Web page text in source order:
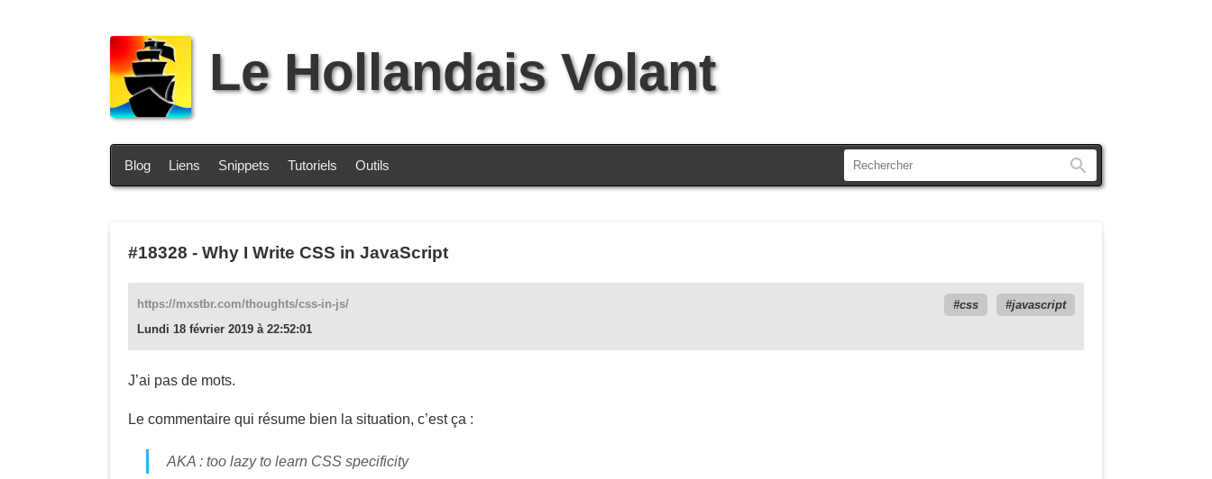
Le Hollandais Volant
Blog Liens Snippets Tutoriels Outils
#18328 - Why I Write CSS in JavaScript
https://mxstbr.com/thoughts/css-in-js/ css
javascript
Lundi 18 février 2019 à 22:52:01
J’ai pas de mots.
Le commentaire qui résume bien la situation, c’est ça :
AKA : too lazy to learn CSS specificity